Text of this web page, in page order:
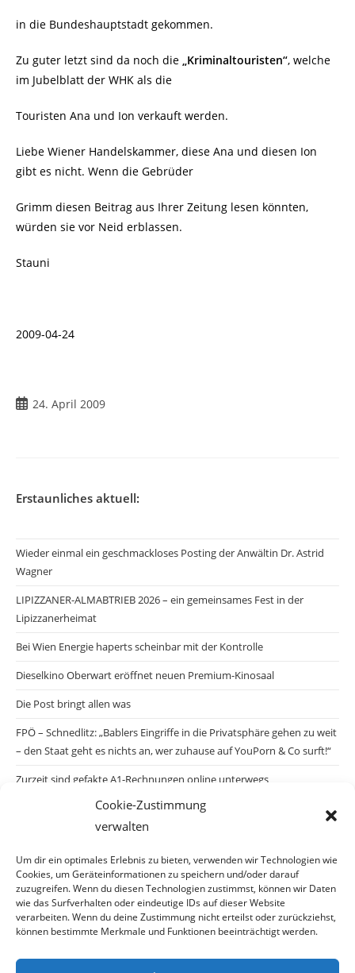
Cookie-Zustimmung
verwalten
Um dir ein optimales Erlebnis zu bieten, verwenden wir Technologien wie
Cookies, um Geräteinformationen zu speichern und/oder darauf
zuzugreifen. Wenn du diesen Technologien zustimmst, können wir Daten
wie das Surfverhalten oder eindeutige IDs auf dieser Website
verarbeiten. Wenn du deine Zustimmung nicht erteilst oder zurückziehst,
können bestimmte Merkmale und Funktionen beeinträchtigt werden.
in die Bundeshauptstadt gekommen.
Zu guter letzt sind da noch die „Kriminaltouristen“, welche
im Jubelblatt der WHK als die
Touristen Ana und Ion verkauft werden.
Liebe Wiener Handelskammer, diese Ana und diesen Ion
gibt es nicht. Wenn die Gebrüder
Grimm diesen Beitrag aus Ihrer Zeitung lesen könnten,
würden sie vor Neid erblassen.
Stauni
2009-04-24
Beitrag
24. April 2009
Erstaunliches aktuell:
Wieder einmal ein geschmackloses Posting der Anwältin Dr. Astrid
Wagner
LIPIZZANER-ALMABTRIEB 2026 – ein gemeinsames Fest in der
Lipizzanerheimat
Bei Wien Energie haperts scheinbar mit der Kontrolle
Dieselkino Oberwart eröffnet neuen Premium-Kinosaal
Die Post bringt allen was
FPÖ – Schnedlitz: „Bablers Eingriffe in die Privatsphäre gehen zu weit
– den Staat geht es nichts an, wer zuhause auf YouPorn & Co surft!“
Zurzeit sind gefakte A1-Rechnungen online unterwegs
Salzburgs Juden und ihre Sicherheit: „Erst nach einem Anschlag wäre
die Gefahr endlich konkret!“
Biologisches Wunder in Ceuta
Ein vermeintliches Abschiebemärchen
Archiv